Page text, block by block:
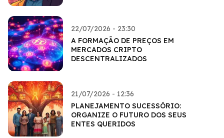
22/07/2026 - 23:30
A FORMAÇÃO DE PREÇOS EM
MERCADOS CRIPTO
DESCENTRALIZADOS
21/07/2026 - 12:36
PLANEJAMENTO SUCESSÓRIO:
ORGANIZE O FUTURO DOS SEUS
ENTES QUERIDOS